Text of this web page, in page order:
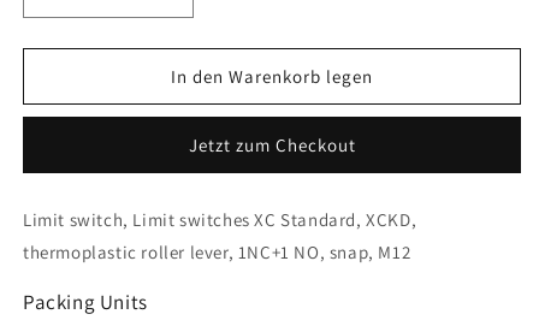
die
Menge
Telemecanique
XCKD2118M12
die
Menge
für
Telemecanique
XCKD2118M12
In den Warenkorb legen
Jetzt zum Checkout
Limit switch, Limit switches XC Standard, XCKD,
thermoplastic roller lever, 1NC+1 NO, snap, M12
Packing Units